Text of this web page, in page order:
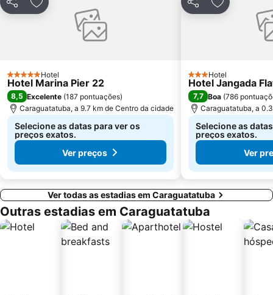
PartilharAdicionar aos favoritos
5 EstrelasHotel
Hotel Marina Pier 22
8,5 Excelente (187 pontuações)
Caraguatatuba, a 9.7 km de Centro da cidade
Selecione as datas para ver os
preços exatos.
Ver preços
PartilharAdicionar
3 Estrelas
Hotel
Hotel Jangada
7,7 Boa (786
Caraguatatuba, a
Selecione as
preços exatos.
Ver
Ver todas as estadias em Caraguatatuba
Outras estadias em Caraguatatuba